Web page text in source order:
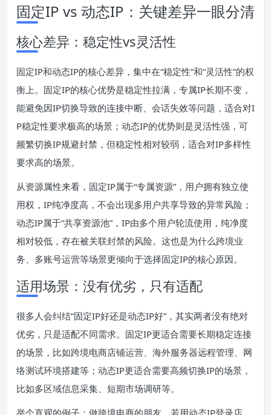
固定IP vs 动态IP：关键差异一眼分清
核心差异：稳定性vs灵活性
固定IP和动态IP的核心差异，集中在“稳定性”和“灵活性”的权
衡上。固定IP的核心优势是稳定性拉满，专属IP长期不变，
能避免因IP切换导致的连接中断、会话失效等问题，适合对I
P稳定性要求极高的场景；动态IP的优势则是灵活性强，可
频繁切换IP规避封禁，但稳定性相对较弱，适合对IP多样性
要求高的场景。
从资源属性来看，固定IP属于“专属资源”，用户拥有独立使
用权，IP纯净度高，不会出现多用户共享导致的异常风险；
动态IP属于“共享资源池”，IP由多个用户轮流使用，纯净度
相对较低，存在被关联封禁的风险。这也是为什么跨境业
务、多账号运营等场景更倾向于选择固定IP的核心原因。
适用场景：没有优劣，只有适配
很多人会纠结“固定IP好还是动态IP好”，其实两者没有绝对
优劣，只是适配不同需求。固定IP更适合需要长期稳定连接
的场景，比如跨境电商店铺运营、海外服务器远程管理、网
络测试环境搭建等；动态IP更适合需要高频切换IP的场景，
比如多区域信息采集、短期市场调研等。
举个直观的例子：做跨境电商的朋友，若用动态IP登录店